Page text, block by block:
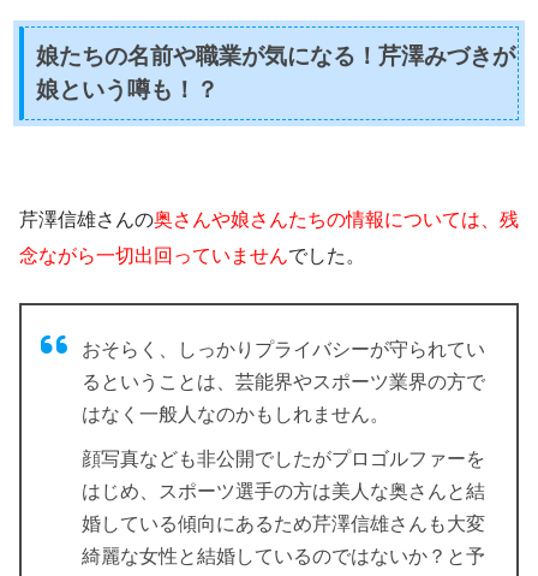
娘たちの名前や職業が気になる！芹澤みづきが
娘という噂も！？
芹澤信雄さんの奥さんや娘さんたちの情報については、残
念ながら一切出回っていませんでした。
おそらく、しっかりプライバシーが守られてい
るということは、芸能界やスポーツ業界の方で
はなく一般人なのかもしれません。
顔写真なども非公開でしたがプロゴルファーを
はじめ、スポーツ選手の方は美人な奥さんと結
婚している傾向にあるため芹澤信雄さんも大変
綺麗な女性と結婚しているのではないか？と予